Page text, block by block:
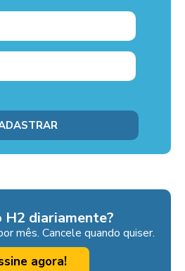
H2 diariamente?
mês. Cancele quando quiser.
agora!